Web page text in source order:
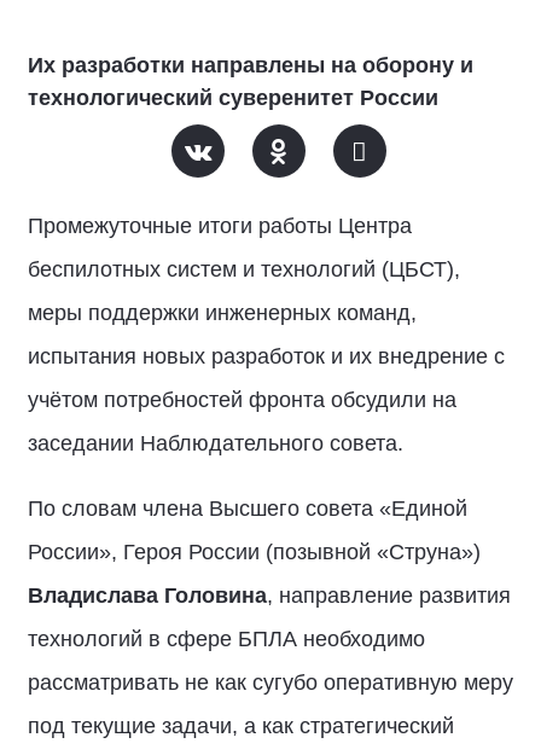
Их разработки направлены на оборону и
технологический суверенитет России
Промежуточные итоги работы Центра
беспилотных систем и технологий (ЦБСТ),
меры поддержки инженерных команд,
испытания новых разработок и их внедрение с
учётом потребностей фронта обсудили на
заседании Наблюдательного совета.
По словам члена Высшего совета «Единой
России», Героя России (позывной «Струна»)
Владислава Головина, направление развития
технологий в сфере БПЛА необходимо
рассматривать не как сугубо оперативную меру
под текущие задачи, а как стратегический